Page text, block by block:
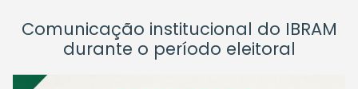
Comunicação institucional do IBRAM
durante o período eleitoral